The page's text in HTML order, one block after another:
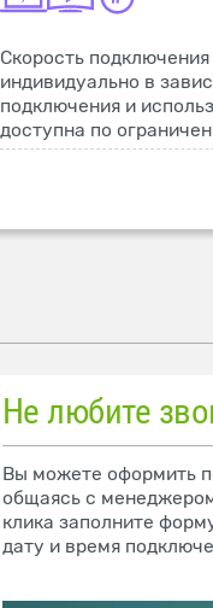
Скорость
индивидуально в
подключения и
доступна по
Не любите
Вы можете оформить
общаясь с
клика заполните
дату и время